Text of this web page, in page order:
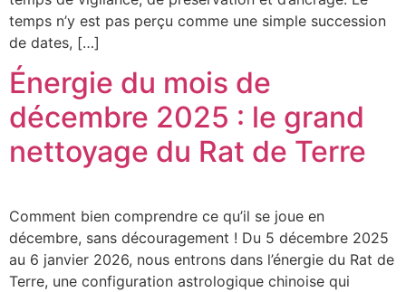
temps n’y est pas perçu comme une simple succession
de dates, […]
Énergie du mois de
décembre 2025 : le grand
nettoyage du Rat de Terre
Comment bien comprendre ce qu’il se joue en
décembre, sans découragement ! Du 5 décembre 2025
au 6 janvier 2026, nous entrons dans l’énergie du Rat de
Terre, une configuration astrologique chinoise qui